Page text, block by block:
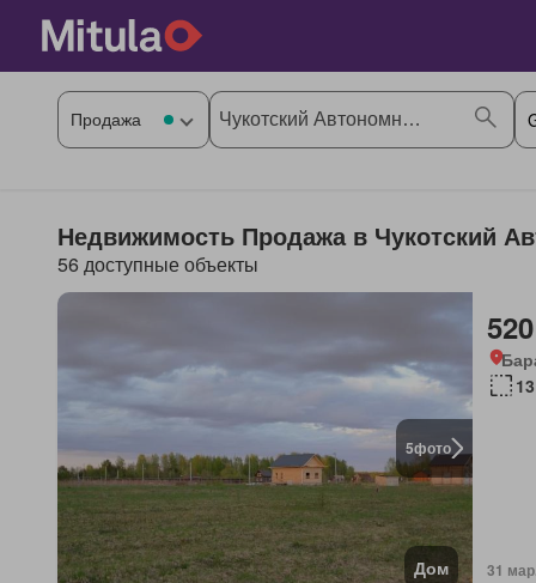
Недвижимость Продажа в Чукотский
56 доступные объекты
5фото
Дом 31